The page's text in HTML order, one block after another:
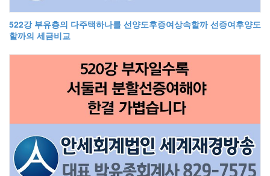
522강 부유층의 다주택하나를 선양도후증여상속할까 선증여후양도
할까의 세금비교